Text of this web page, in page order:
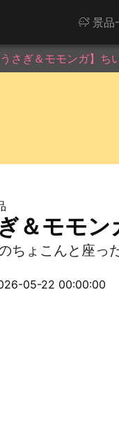
景品
うさぎ＆モモンガ】ち
ぎ＆モモ
ちょこんと座っ
05-22 00:00:00